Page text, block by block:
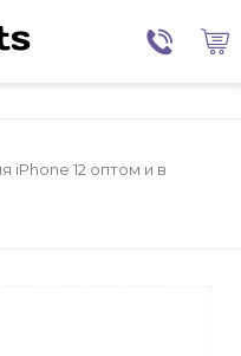
iPhone 12 оптом и в